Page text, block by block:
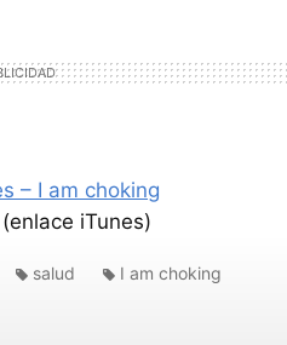
– I am choking
(enlace iTunes)
salud I am choking